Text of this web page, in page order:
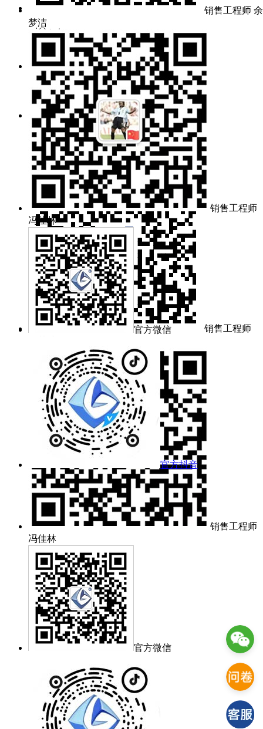
销售工程师 余
梦洁
销售工程师
冯佳林
官方微信
官方抖音
询价邮箱：
mj@grat.com.cn
market@grat.com.cn
工作时间：
周一~周五 8:30~17:00
公司地址：
武汉新城葛店光谷联合科技城
销售工程师
销售工程师
冯佳林
官方微信